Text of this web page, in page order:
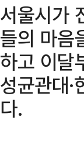
서울시가
들의 마음
하고 이달
성균관대
다.